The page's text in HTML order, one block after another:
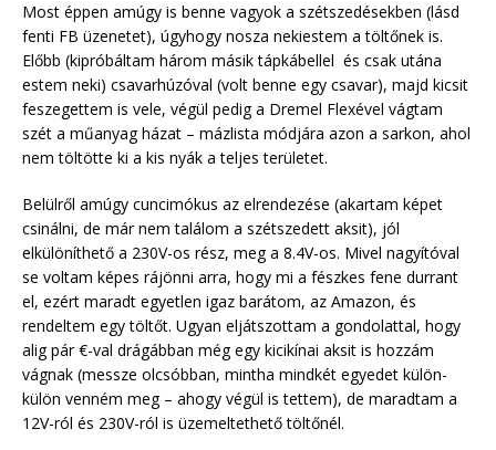
Most éppen amúgy is benne vagyok a szétszedésekben (lásd
fenti FB üzenetet), úgyhogy nosza nekiestem a töltőnek is.
Előbb (kipróbáltam három másik tápkábellel és csak utána
estem neki) csavarhúzóval (volt benne egy csavar), majd kicsit
feszegettem is vele, végül pedig a Dremel Flexével vágtam
szét a műanyag házat – mázlista módjára azon a sarkon, ahol
nem töltötte ki a kis nyák a teljes területet.
Belülről amúgy cuncimókus az elrendezése (akartam képet
csinálni, de már nem találom a szétszedett aksit), jól
elkülöníthető a 230V-os rész, meg a 8.4V-os. Mivel nagyítóval
se voltam képes rájönni arra, hogy mi a fészkes fene durrant
el, ezért maradt egyetlen igaz barátom, az Amazon, és
rendeltem egy töltőt. Ugyan eljátszottam a gondolattal, hogy
alig pár €-val drágábban még egy kicikínai aksit is hozzám
vágnak (messze olcsóbban, mintha mindkét egyedet külön-
külön venném meg – ahogy végül is tettem), de maradtam a
12V-ról és 230V-ról is üzemeltethető töltőnél.